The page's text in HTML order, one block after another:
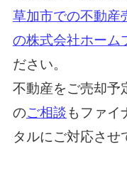
草加市での不動産
の株式会社ホー
ださい。
不動産をご売却予
のご相談もファイ
タルにご対応させ